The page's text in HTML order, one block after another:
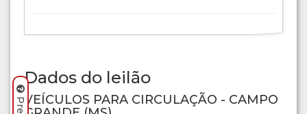
Dados do leilão
VEÍCULOS PARA CIRCULAÇÃO - CAMPO